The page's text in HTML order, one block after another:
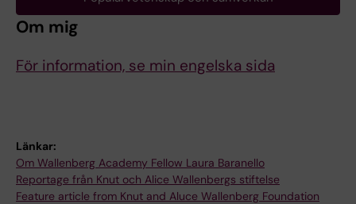
Om mig
För information, se min engelska sida
Länkar:
Om Wallenberg Academy Fellow Laura Baranello
Reportage från Knut och Alice Wallenbergs stiftelse
Feature article from Knut and Aluce Wallenberg Foundation